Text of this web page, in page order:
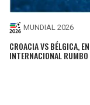
MUNDIAL 2026
CROACIA VS BÉLGICA,
INTERNACIONAL